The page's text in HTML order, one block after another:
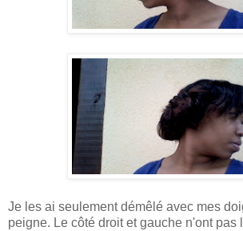
Je les ai seulement démêlé avec mes
peigne. Le côté droit et gauche n'ont pas